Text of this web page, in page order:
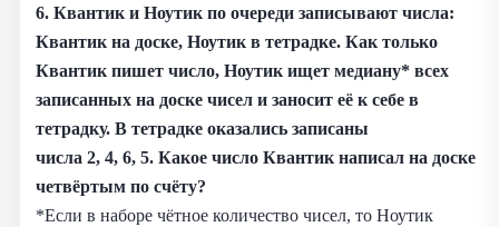
6. Квантик и Ноутик по очереди записывают числа:
Квантик на доске, Ноутик в тетрадке. Как только
Квантик пишет число, Ноутик ищет медиану* всех
записанных на доске чисел и заносит её к себе в
тетрадку. В тетрадке оказались записаны
числа 2, 4, 6, 5. Какое число Квантик написал на доске
четвёртым по счёту?
*Если в наборе чётное количество чисел, то Ноутик